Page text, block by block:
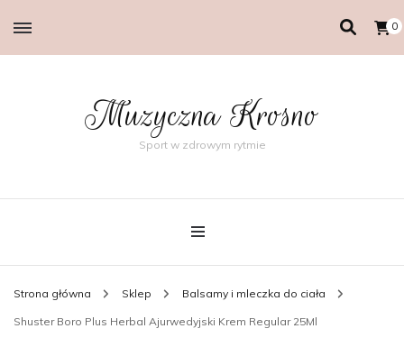
0
Muzyczna Krosno
Sport w zdrowym rytmie
Strona główna Sklep Balsamy i mleczka do ciała
Shuster Boro Plus Herbal Ajurwedyjski Krem Regular 25Ml